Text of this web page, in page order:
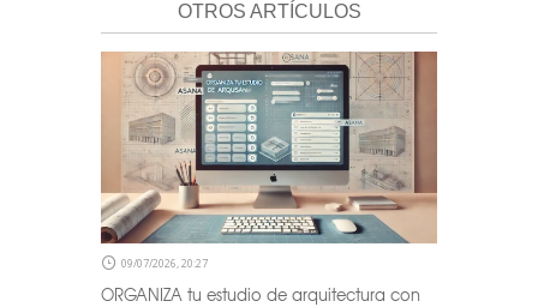
OTROS ARTÍCULOS
09/07/2026, 20:27
ORGANIZA tu estudio de arquitectura con